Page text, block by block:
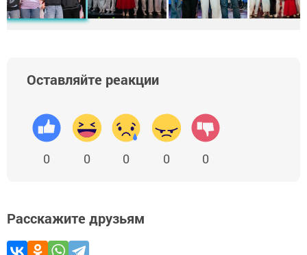
Оставляйте реакции
0 0 0 0 0
Расскажите друзьям